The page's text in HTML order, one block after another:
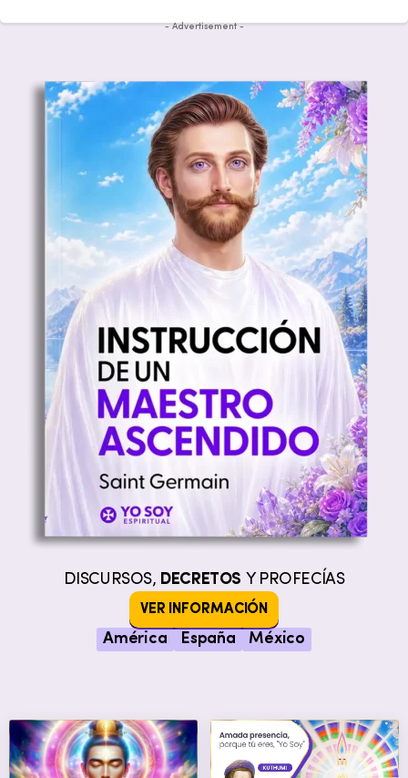
- Advertisement -
DISCURSOS, DECRETOS Y PROFECÍAS
VER INFORMACIÓN
América España México